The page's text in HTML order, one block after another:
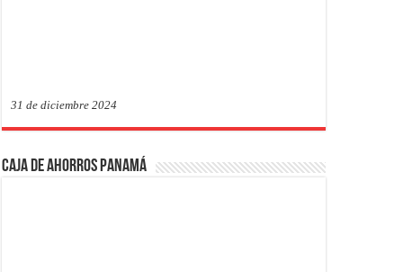
31 de diciembre 2024
Caja de Ahorros Panamá